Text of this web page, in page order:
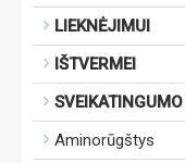
LIEKNĖJIMUI
IŠTVERMEI
Aminorūgštys